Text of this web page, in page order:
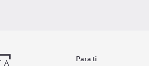
Para ti